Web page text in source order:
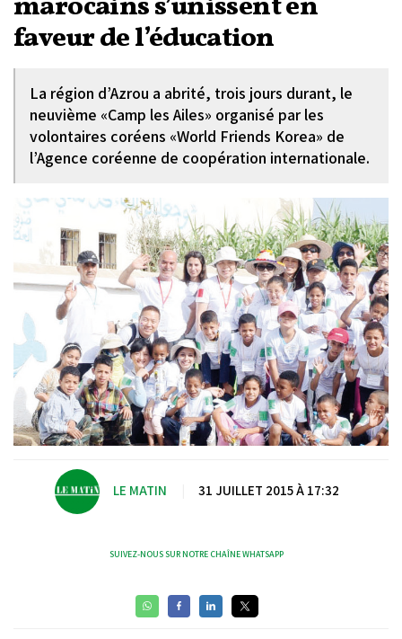
faveur de l’éducation
La région d’Azrou a abrité, trois jours durant, le
neuvième «Camp les Ailes» organisé par les
volontaires coréens «World Friends Korea» de
l’Agence coréenne de coopération internationale.
LE MATIN 31 JUILLET 2015 À 17:32
SUIVEZ-NOUS SUR NOTRE CHAÎNE WHATSAPP